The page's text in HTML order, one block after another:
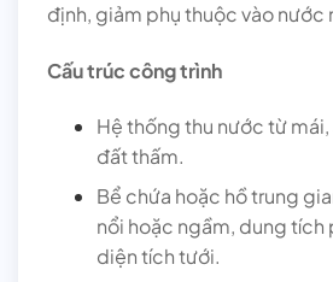
định, giảm phụ thuộc vào nước
Cấu trúc công trình
Hệ thống thu nước từ
đất thấm.
Bể chứa hoặc hồ trung
nổi hoặc ngầm, dung tích
diện tích tưới.